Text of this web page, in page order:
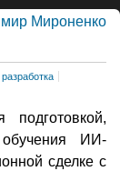
Мироненко
разработка
ИИ-
сделке с